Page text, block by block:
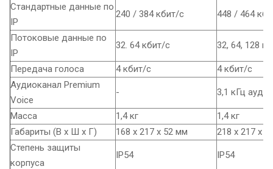
Стандартные данные по
IP
240 / 384 кбит/с 448 / 464
Потоковые данные по
IP
32. 64 кбит/с 32, 64, 128
Передача голоса 4 кбит/с
4 кбит/с
Аудиоканал Premium
Voice
- 3,1 кГц
Масса 1,4 кг
1,4 кг
Габариты (В х Ш х Г)
168 х 217 х 52 мм
218 х 217 х
Степень защиты
корпуса
IP54 IP54